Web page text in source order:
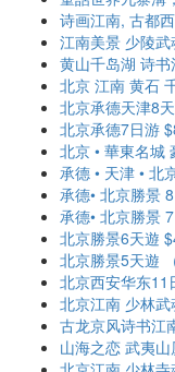
诗画江南, 古都
江南美景 少陵
黄山千岛湖 诗
北京 江南 黄石
北京承德天津8
北京承德7日游
北京 • 華東名城
承德 • 天津 • 北
承德• 北京勝景
承德• 北京勝景
北京勝景6天遊
北京勝景5天遊
北京西安华东11
北京江南 少林
古龙京风诗书江
山海之恋 武夷